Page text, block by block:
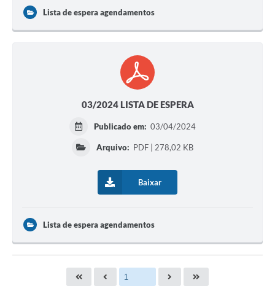
Lista de espera agendamentos
03/2024 LISTA DE ESPERA
Publicado em: 03/04/2024
Arquivo: PDF | 278,02 KB
Baixar
Lista de espera agendamentos